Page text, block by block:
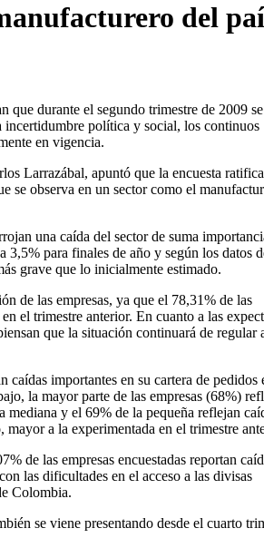
del
que durante el segundo trimestre de 2009 se
incertidumbre política y social, los continuos
en vigencia.
Larrazábal, apuntó que la encuesta
se observa en un sector como el
una caída del sector de suma
3,5% para finales de año y según los datos
grave que lo inicialmente estimado.
de las empresas, ya que el 78,31% de las
el trimestre anterior. En cuanto a las
que la situación continuará de regular
caídas importantes en su cartera de pedidos
la mayor parte de las empresas (68%)
y el 69% de la pequeña reflejan
a la experimentada en el trimestre
de las empresas encuestadas reportan
las dificultades en el acceso a las divisas
Colombia.
se viene presentando desde el cuarto